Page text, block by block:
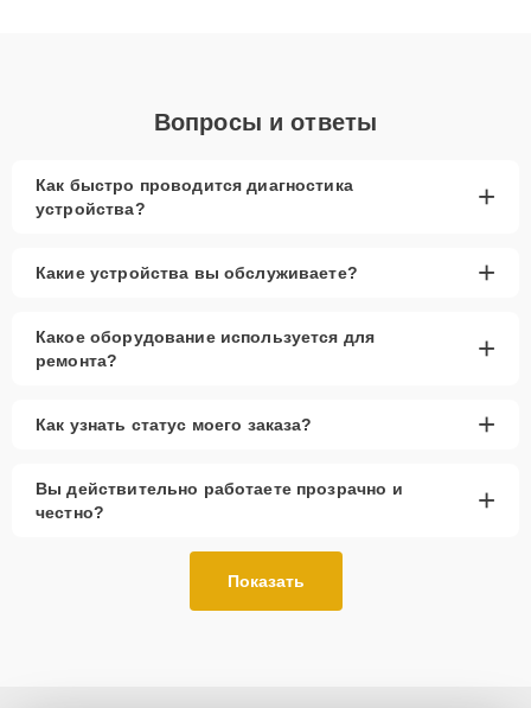
Вопросы и ответы
Как быстро проводится диагностика
устройства?
+
Какие устройства вы обслуживаете? +
Какое оборудование используется для
ремонта?
+
Как узнать статус моего заказа? +
Вы действительно работаете прозрачно и
честно?
+
Показать